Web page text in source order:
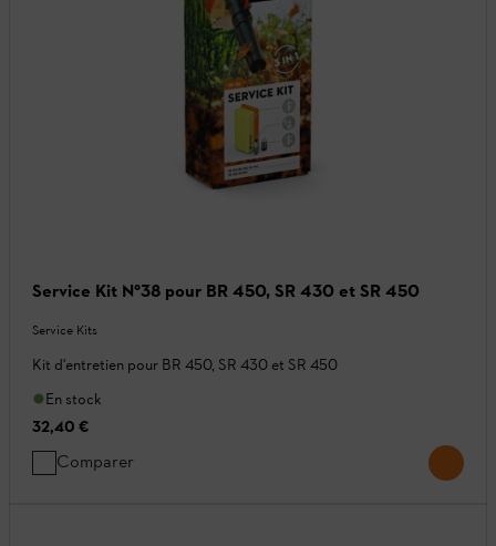
Service Kit N°38 pour BR 450, SR 430 et SR 450
Service Kits
Kit d'entretien pour BR 450, SR 430 et SR 450
En stock
32,40 €
Comparer